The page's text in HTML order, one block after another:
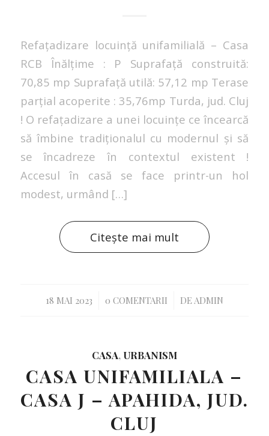
Refațadizare locuință unifamilială – Casa
RCB Înălțime : P Suprafață construită:
70,85 mp Suprafață utilă: 57,12 mp Terase
parțial acoperite : 35,76mp Turda, jud. Cluj
! O refațadizare a unei locuințe ce încearcă
să îmbine tradiționalul cu modernul și să
se încadreze în contextul existent !
Accesul în casă se face printr-un hol
modest, urmând […]
Citește mai mult
18 MAI 2023
/ 0 COMENTARII
/ DEADMIN
CASA, URBANISM
CASA UNIFAMILIALA –
CASA J – APAHIDA, JUD.
CLUJ